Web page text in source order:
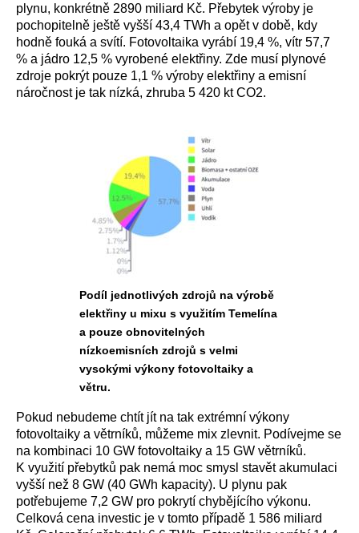
plynu, konkrétně 2890 miliard Kč. Přebytek výroby je
pochopitelně ještě vyšší 43,4 TWh a opět v době, kdy
hodně fouká a svítí. Fotovoltaika vyrábí 19,4 %, vítr 57,7
% a jádro 12,5 % vyrobené elektřiny. Zde musí plynové
zdroje pokrýt pouze 1,1 % výroby elektřiny a emisní
náročnost je tak nízká, zhruba 5 420 kt CO2.
Podíl jednotlivých zdrojů na výrobě
elektřiny u mixu s využitím Temelína
a pouze obnovitelných
nízkoemisních zdrojů s velmi
vysokými výkony fotovoltaiky a
větru.
Pokud nebudeme chtít jít na tak extrémní výkony
fotovoltaiky a větrníků, můžeme mix zlevnit. Podívejme se
na kombinaci 10 GW fotovoltaiky a 15 GW větrníků.
K využití přebytků pak nemá moc smysl stavět akumulaci
vyšší než 8 GW (40 GWh kapacity). U plynu pak
potřebujeme 7,2 GW pro pokrytí chybějícího výkonu.
Celková cena investic je v tomto případě 1 586 miliard